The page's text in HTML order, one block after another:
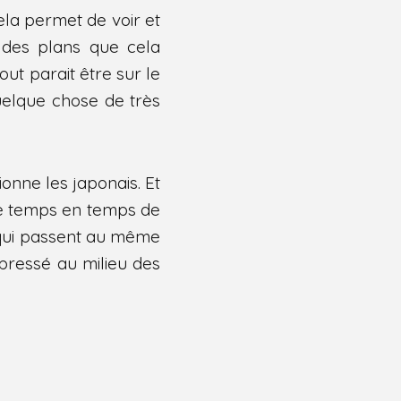
permet de voir et
plans que cela
parait être sur le
chose de très
les japonais. Et
temps en temps de
passent au même
au milieu des